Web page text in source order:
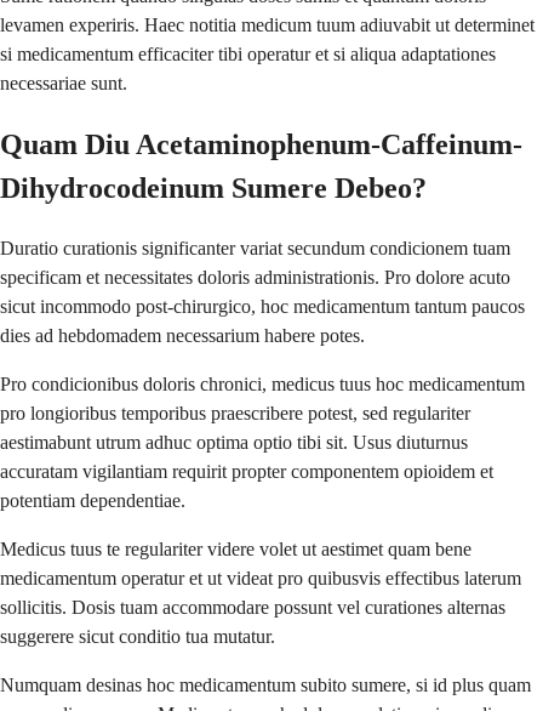
levamen experiris. Haec notitia medicum tuum adiuvabit ut determinet
si medicamentum efficaciter tibi operatur et si aliqua adaptationes
necessariae sunt.
Quam Diu Acetaminophenum-Caffeinum-
Dihydrocodeinum Sumere Debeo?
Duratio curationis significanter variat secundum condicionem tuam
specificam et necessitates doloris administrationis. Pro dolore acuto
sicut incommodo post-chirurgico, hoc medicamentum tantum paucos
dies ad hebdomadem necessarium habere potes.
Pro condicionibus doloris chronici, medicus tuus hoc medicamentum
pro longioribus temporibus praescribere potest, sed regulariter
aestimabunt utrum adhuc optima optio tibi sit. Usus diuturnus
accuratam vigilantiam requirit propter componentem opioidem et
potentiam dependentiae.
Medicus tuus te regulariter videre volet ut aestimet quam bene
medicamentum operatur et ut videat pro quibusvis effectibus laterum
sollicitis. Dosis tuam accommodare possunt vel curationes alternas
suggerere sicut conditio tua mutatur.
Numquam desinas hoc medicamentum subito sumere, si id plus quam